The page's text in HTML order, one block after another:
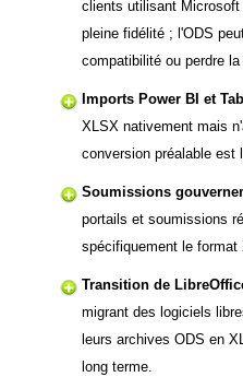
clients utilisant
pleine fidélité ; l'ODS
compatibilité ou perdre
Imports Power BI et
XLSX nativement mais
conversion préalable est
Soumissions
portails et soumissions
spécifiquement le format
Transition de
migrant des logiciels
leurs archives ODS en
long terme.